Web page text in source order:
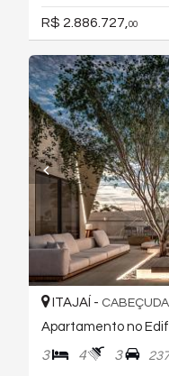
R$ 2.886.727, 00
ITAJAÍ -
Apartamento no
3 4 3